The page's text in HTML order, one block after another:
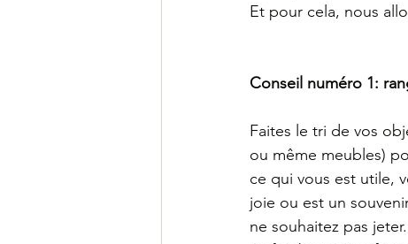
biophilique Feng Shui
Et pour cela, nous
Conseil numéro 1:
Faites le tri de vos
ou même meubles)
ce qui vous est utile,
joie ou est un
ne souhaitez pas jeter.